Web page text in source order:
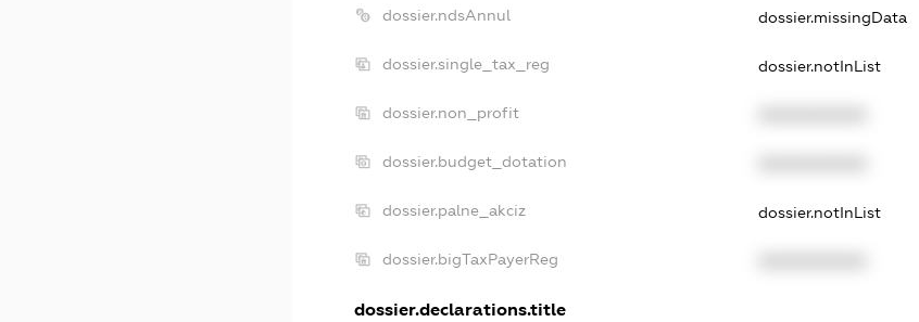
dossier.ndsAnnul dossier.missingData
dossier.single_tax_reg dossier.notInList
dossier.non_profit
dossier.budget_dotation
dossier.palne_akciz dossier.notInList
dossier.bigTaxPayerReg
dossier.declarations.title